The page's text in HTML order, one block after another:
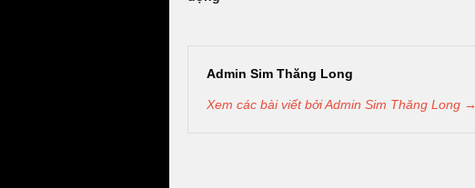
Admin Sim Thăng Long
Xem các bài viết bởi Admin Sim Thăng Long →